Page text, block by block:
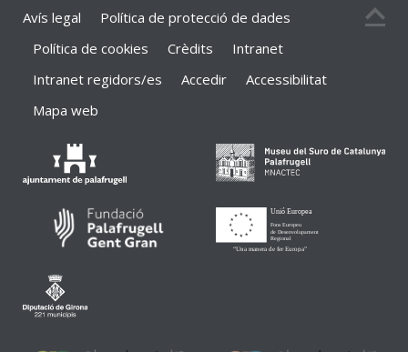
Avís legal
Política de protecció de dades
Política de cookies
Crèdits
Intranet
Intranet regidors/es
Accedir
Accessibilitat
Mapa web